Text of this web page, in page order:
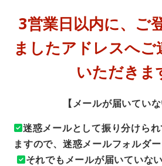
3営業日以内に、ご
ましたアドレスへご
いただきま
【メールが届いていな
迷惑メールとして振り分けら
ますので、迷惑メールフォルダー
それでもメールが届いていな